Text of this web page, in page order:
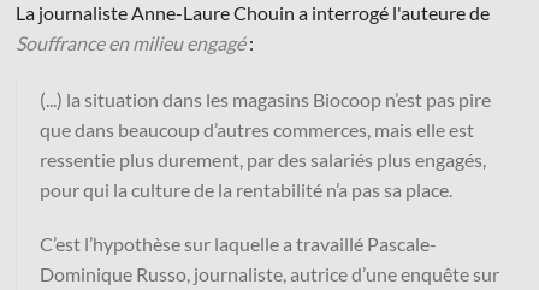
© Les Éditions du Faubourg 2026
42 rue Planchat 75020 Paris
Fondatrice :
• • Politique de confidentialité
La journaliste Anne-Laure Chouin a interrogé l'auteure de
Souffrance en milieu engagé:
(...) la situation dans les magasins Biocoop n’est pas pire
que dans beaucoup d’autres commerces, mais elle est
ressentie plus durement, par des salariés plus engagés,
pour qui la culture de la rentabilité n’a pas sa place.
C’est l’hypothèse sur laquelle a travaillé Pascale-
Dominique Russo, journaliste, autrice d’une enquête sur